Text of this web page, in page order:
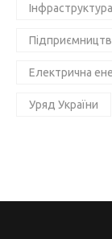
Інфраструктура
Електрична
Уряд України